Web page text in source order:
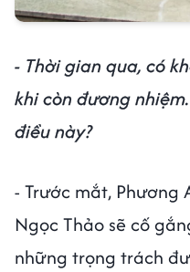
- Thời gian qua, có
khi còn đương
điều này?
- Trước mắt, Phương
Ngọc Thảo sẽ cố
những trọng trách